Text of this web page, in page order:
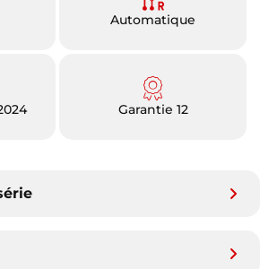
Automatique
Garantie 12